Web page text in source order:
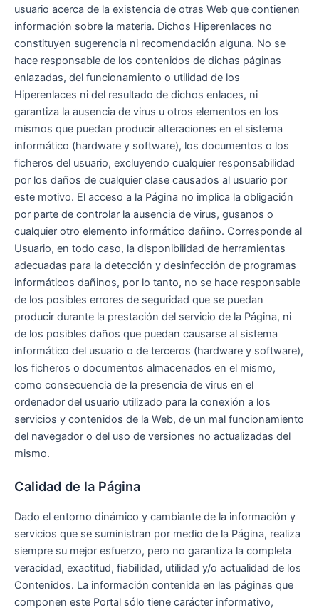
usuario acerca de la existencia de otras Web que contienen
información sobre la materia. Dichos Hiperenlaces no
constituyen sugerencia ni recomendación alguna. No se
hace responsable de los contenidos de dichas páginas
enlazadas, del funcionamiento o utilidad de los
Hiperenlaces ni del resultado de dichos enlaces, ni
garantiza la ausencia de virus u otros elementos en los
mismos que puedan producir alteraciones en el sistema
informático (hardware y software), los documentos o los
ficheros del usuario, excluyendo cualquier responsabilidad
por los daños de cualquier clase causados al usuario por
este motivo. El acceso a la Página no implica la obligación
por parte de controlar la ausencia de virus, gusanos o
cualquier otro elemento informático dañino. Corresponde al
Usuario, en todo caso, la disponibilidad de herramientas
adecuadas para la detección y desinfección de programas
informáticos dañinos, por lo tanto, no se hace responsable
de los posibles errores de seguridad que se puedan
producir durante la prestación del servicio de la Página, ni
de los posibles daños que puedan causarse al sistema
informático del usuario o de terceros (hardware y software),
los ficheros o documentos almacenados en el mismo,
como consecuencia de la presencia de virus en el
ordenador del usuario utilizado para la conexión a los
servicios y contenidos de la Web, de un mal funcionamiento
del navegador o del uso de versiones no actualizadas del
mismo.
Calidad de la Página
Dado el entorno dinámico y cambiante de la información y
servicios que se suministran por medio de la Página, realiza
siempre su mejor esfuerzo, pero no garantiza la completa
veracidad, exactitud, fiabilidad, utilidad y/o actualidad de los
Contenidos. La información contenida en las páginas que
componen este Portal sólo tiene carácter informativo,